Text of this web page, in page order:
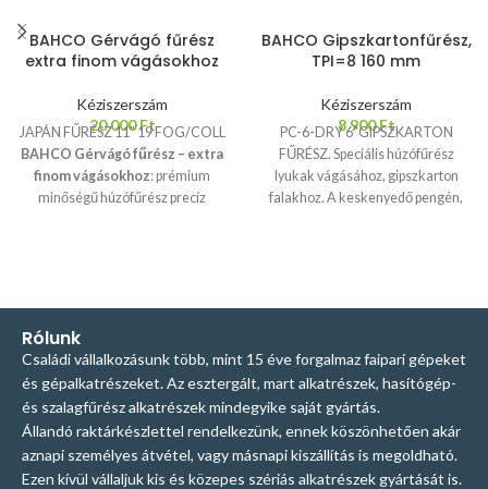
BAHCO Gérvágó fűrész
extra finom vágásokhoz
Kéziszerszám
20 000Ft
JAPÁN FŰRÉSZ 11" 19 FOG/COLL
BAHCO Gérvágó fűrész – extra
finom vágásokhoz: prémium
minőségű húzófűrész precíz
kétkomponensű nyéllel a stabil
fogásért – ideális asztalosoknak,
barkácsolóknak és precíziós
BAHCO Gipszkartonfűrész,
TPI=8 160 mm
Kéziszerszám
8 900Ft
PC-6-DRY 6"GIPSZKARTON
FŰRÉSZ. Speciális húzófűrész
lyukak vágásához, gipszkarton
falakhoz. A keskenyedő pengén,
Rólunk
Családi vállalkozásunk több, mint 15 éve forgalmaz faipari gépeket
és gépalkatrészeket. Az esztergált, mart alkatrészek, hasítógép-
és szalagfűrész alkatrészek mindegyike saját gyártás.
Állandó raktárkészlettel rendelkezünk, ennek köszönhetően akár
aznapi személyes átvétel, vagy másnapi kiszállítás is megoldható.
Ezen kívül vállaljuk kis és közepes szériás alkatrészek gyártását is.